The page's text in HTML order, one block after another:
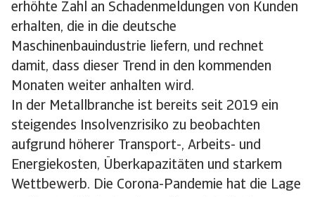
erhöhte Zahl an Schadenmeldungen von Kunden
erhalten, die in die deutsche
Maschinenbauindustrie liefern, und rechnet
damit, dass dieser Trend in den kommenden
Monaten weiter anhalten wird.
In der Metallbranche ist bereits seit 2019 ein
steigendes Insolvenzrisiko zu beobachten
aufgrund höherer Transport-, Arbeits- und
Energiekosten, Überkapazitäten und starkem
Wettbewerb. Die Corona-Pandemie hat die Lage